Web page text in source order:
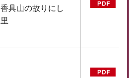
香具山の故りにし
里